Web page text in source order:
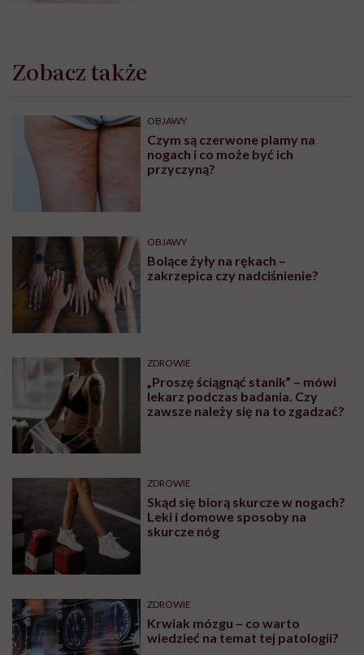
Zobacz także
OBJAWY
Czym są czerwone plamy na
nogach i co może być ich
przyczyną?
OBJAWY
Bolące żyły na rękach –
zakrzepica czy nadciśnienie?
ZDROWIE
„Proszę ściągnąć stanik” – mówi
lekarz podczas badania. Czy
zawsze należy się na to zgadzać?
ZDROWIE
Skąd się biorą skurcze w nogach?
Leki i domowe sposoby na
skurcze nóg
ZDROWIE
Krwiak mózgu – co warto
wiedzieć na temat tej patologii?